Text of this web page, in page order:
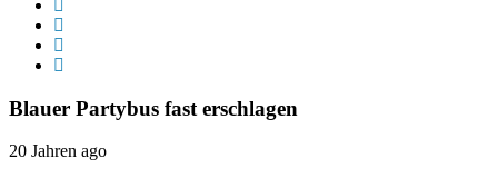
Blauer Partybus fast erschlagen
20 Jahren ago